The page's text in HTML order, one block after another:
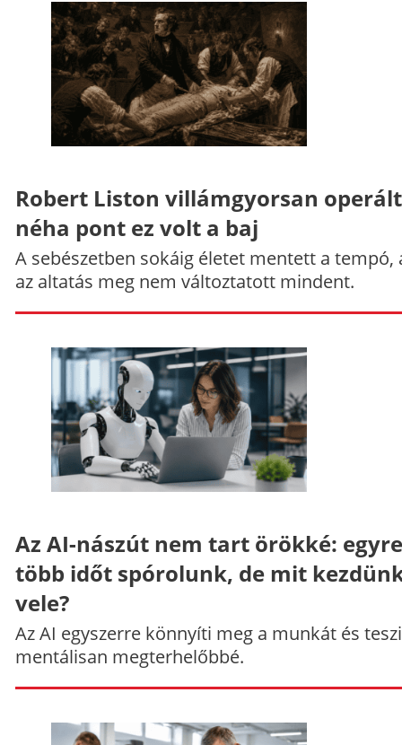
Robert Liston villámgyorsan
néha pont ez volt a baj
A sebészetben sokáig életet mentett a tempó,
az altatás meg nem változtatott mindent.
Az AI-nászút nem tart örökké: egyre
több időt spórolunk, de mit
vele?
Az AI egyszerre könnyíti meg a munkát és
mentálisan megterhelőbbé.